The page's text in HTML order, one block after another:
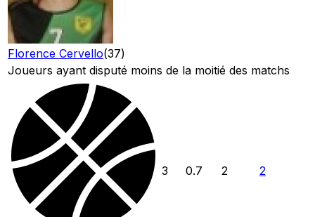
Florence Cervello(37)
Joueurs ayant disputé moins de la moitié des matchs
3 0.7 2 2